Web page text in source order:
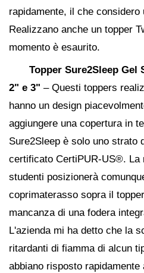
rapidamente, il che considero
Realizzano anche un topper
momento è esaurito.
Topper Sure2Sleep Gel
2" e 3" – Questi toppers
hanno un design
aggiungere una copertura in
Sure2Sleep è solo uno strato
certificato CertiPUR-US®. La
studenti posizionerà
coprimaterasso sopra il
mancanza di una fodera
L'azienda mi ha detto che la
ritardanti di fiamma di alcun
abbiano risposto rapidamente